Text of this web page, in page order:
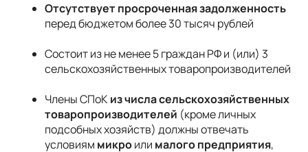
Отсутствует просроченная задолженность
перед бюджетом более 30 тысяч рублей
Состоит из не менее 5 граждан РФ и (или) 3
сельскохозяйственных товаропроизводителей
Члены СПоК из числа сельскохозяйственных
товаропроизводителей (кроме личных
подсобных хозяйств) должны отвечать
условиям микро или малого предприятия,